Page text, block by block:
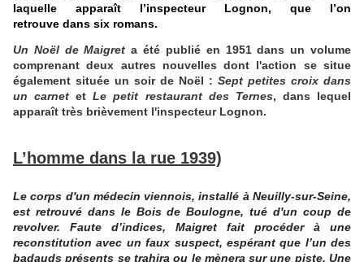
laquelle apparaît l’inspecteur Lognon, que l’on
retrouve dans six romans.
Un Noël de Maigret a été publié en 1951 dans un volume
comprenant deux autres nouvelles dont l'action se situe
également située un soir de Noël : Sept petites croix dans
un carnet etLe petit restaurant des Ternes, dans lequel
apparaît très brièvement l'inspecteur Lognon.
L’homme dans la rue 1939)
Le corps d'un médecin viennois, installé à Neuilly-sur-Seine,
est retrouvé dans le Bois de Boulogne, tué d'un coup de
revolver. Faute d’indices, Maigret fait procéder à une
reconstitution avec un faux suspect, espérant que l’un des
badauds présents se trahira ou le mènera sur une piste. Une